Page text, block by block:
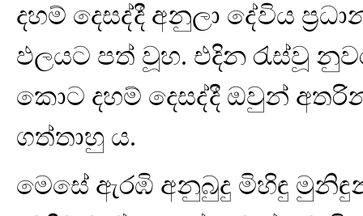
දහම් දෙසද්දී අනුලා දේවිය
ඵලයට පත් වූහ. එදින රැස්වූ
කොට දහම් දෙසද්දී ඔවුන්
ගත්තාහු ය.
මෙසේ ඇරඹි අනුබුදු මිහිඳු